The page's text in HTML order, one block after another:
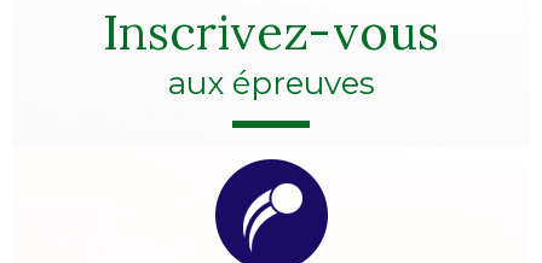
Inscrivez-vous
aux épreuves